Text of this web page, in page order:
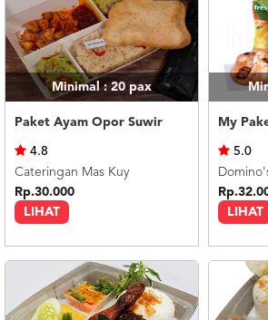
CENTER
021
5091
3494
LOGIN
DAFTARMinimal : 20pax
Paket Ayam Opor Suwir
LIHAT
4.8
Cateringan Mas Kuy
Rp.30.000
My
LIHAT
5.0